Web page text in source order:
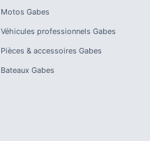
Motos Gabes
Véhicules professionnels Gabes
Pièces & accessoires Gabes
Bateaux Gabes